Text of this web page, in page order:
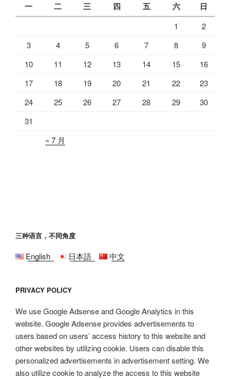
一 二 三 四 五 六 日
1
2
3
4 5 6 7 8
9
10
11 12 13 14 15
16
17
18 19 20 21 22
23
24
25 26 27 28 29
30
31
« 7 月
三种语言，不同角度
English 日本語 中文
PRIVACY POLICY
We use Google Adsense and Google Analytics in this
website. Google Adsense provides advertisements to
users based on users’ access history to this website and
other websites by utilizing cookie. Users can disable this
personalized advertisements in advertisement setting. We
also utilize cookie to analyze the access to this website